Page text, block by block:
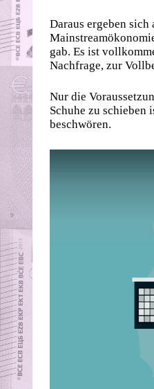
Daraus ergeben
gab. Es ist
Nachfrage, zur
Nur die
Schuhe zu schieben
beschwören.